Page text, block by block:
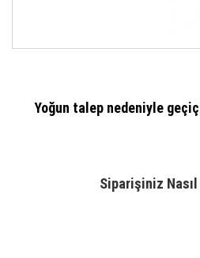
Yoğun talep nedeniyle
Siparişiniz